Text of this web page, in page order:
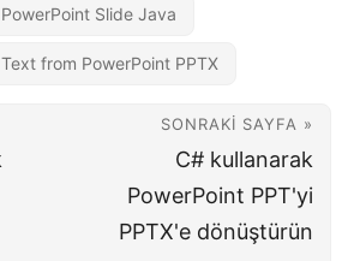
Slide Java
from PowerPoint PPTX
SONRAKI SAYFA »
C# kullanarak
PowerPoint PPT'yi
PPTX'e dönüştürün